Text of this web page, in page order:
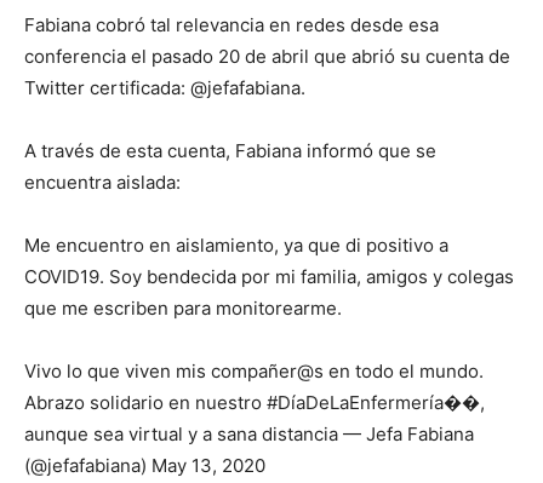
Fabiana cobró tal relevancia en redes desde esa
conferencia el pasado 20 de abril que abrió su cuenta de
Twitter certificada: @jefafabiana.
A través de esta cuenta, Fabiana informó que se
encuentra aislada:
Me encuentro en aislamiento, ya que di positivo a
COVID19. Soy bendecida por mi familia, amigos y colegas
que me escriben para monitorearme.
Vivo lo que viven mis compañer@s en todo el mundo.
Abrazo solidario en nuestro #DíaDeLaEnfermería��,
aunque sea virtual y a sana distancia — Jefa Fabiana
(@jefafabiana) May 13, 2020